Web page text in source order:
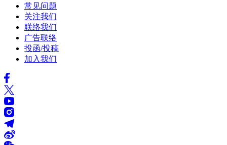
常见问题
关注我们
联络我们
广告联络
投函/投稿
加入我们